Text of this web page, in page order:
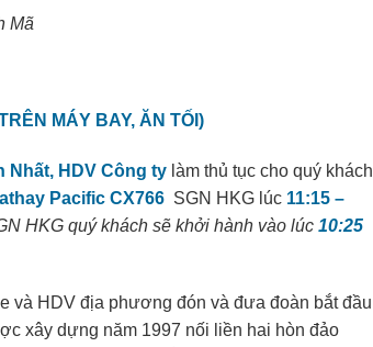
Mã
MÁY BAY, ĂN TỐI)
Nhất, HDVCông ty làm thủ tục cho quý khách
Pacific CX766 SGN HKG lúc 11:15 –
HKG quý khách sẽ khởi hành vào lúc 10:25
và HDV địa phương đón và đưa đoàn bắt đầu
xây dựng năm 1997 nối liền hai hòn đảo